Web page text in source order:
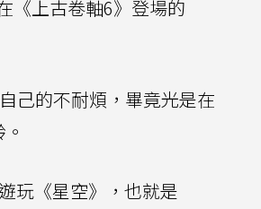
《上古卷軸6》登場的
己的不耐煩，畢竟光是在
玩《星空》，也就是